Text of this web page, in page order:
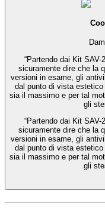
“Partendo dai Kit
sicuramente dire che la
versioni in esame, gli
dal punto di vista
sia il massimo e per tal
gli
“Partendo dai Kit
sicuramente dire che la
versioni in esame, gli
dal punto di vista
sia il massimo e per tal
gli